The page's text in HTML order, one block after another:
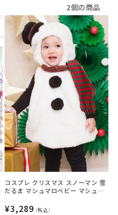
2個の商品
コスプレ クリスマス スノーマン 雪
だるま マシュマロベビー マシュマ
ト 【クリアストーン】
通
¥3,289 (税込)